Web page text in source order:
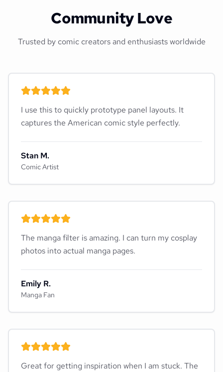
Community Love
Trusted by comic creators and enthusiasts worldwide
I use this to quickly prototype panel layouts. It
captures the American comic style perfectly.
Stan M.
Comic Artist
The manga filter is amazing. I can turn my cosplay
photos into actual manga pages.
Emily R.
Manga Fan
Great for getting inspiration when I am stuck. The